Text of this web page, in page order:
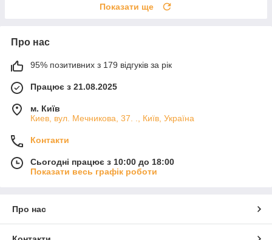
Показати ще
Про нас
95% позитивних з 179 відгуків за рік
Працює з 21.08.2025
м. Київ
Киев, вул. Мечникова, 37. ., Київ, Україна
Контакти
Сьогодні працює з 10:00 до 18:00
Показати весь графік роботи
Про нас